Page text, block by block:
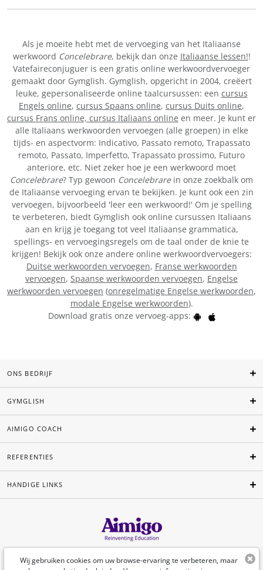
Als je moeite hebt met de vervoeging van het Italiaanse
werkwoord Concelebrare, bekijk dan onze Italiaanse lessen!!
Vatefaireconjuguer is een gratis online werkwoordvervoeger
gemaakt door Gymglish. Gymglish, opgericht in 2004, creëert
leuke, gepersonaliseerde online taalcursussen: een cursus
Engels online, cursus Spaans online, cursus Duits online,
cursus Frans online, cursus Italiaans online en meer. Je kunt er
alle Italiaans werkwoorden vervoegen (alle groepen) in elke
tijds- en aspectvorm: Indicativo, Passato remoto, Trapassato
remoto, Passato, Imperfetto, Trapassato prossimo, Futuro
anteriore, etc. Niet zeker hoe je een werkwoord moet
Concelebrare? Typ gewoon Concelebrarein onze zoekbalk om
de Italiaanse vervoeging ervan te bekijken. Je kunt ook een zin
vervoegen, bijvoorbeeld 'leer een werkwoord!' Om je spelling
te verbeteren, biedt Gymglish ook online cursussen Italiaans
aan en krijg je toegang tot veel Italiaanse grammatica,
spellings- en vervoegingsregels om de taal onder de knie te
krijgen! Bekijk ook onze andere online werkwoordvervoegers:
Duitse werkwoorden vervoegen, Franse werkwoorden
vervoegen, Spaanse werkwoorden vervoegen, Engelse
werkwoorden vervoegen (onregelmatige Engelse werkwoorden,
modale Engelse werkwoorden).
Download gratis onze vervoeg-apps:
Wij gebruiken cookies om uw browse-ervaring te verbeteren, maar
ONS BEDRIJF
GYMGLISH
AIMIGO COACH
REFERENTIES
HANDIGE LINKS
Nederlands